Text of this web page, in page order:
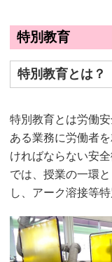
特別教育
特別教育とは？
特別教育とは労働
ある業務に労働者
ければならない安
では、授業の一環
し、アーク溶接等